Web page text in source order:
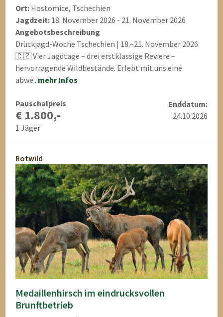
Ort: Hostomice, Tschechien
Jagdzeit: 18. November 2026 - 21. November 2026
Angebotsbeschreibung
Drückjagd-Woche Tschechien | 18.–21. November 2026
🇨🇿 Vier Jagdtage – drei erstklassige Reviere –
hervorragende Wildbestände. Erlebt mit uns eine
abwe...mehr Infos
Pauschalpreis
€ 1.800,-
1 Jäger
Enddatum:
24.10.2026
Rotwild
Medaillenhirsch im eindrucksvollen
Brunftbetrieb